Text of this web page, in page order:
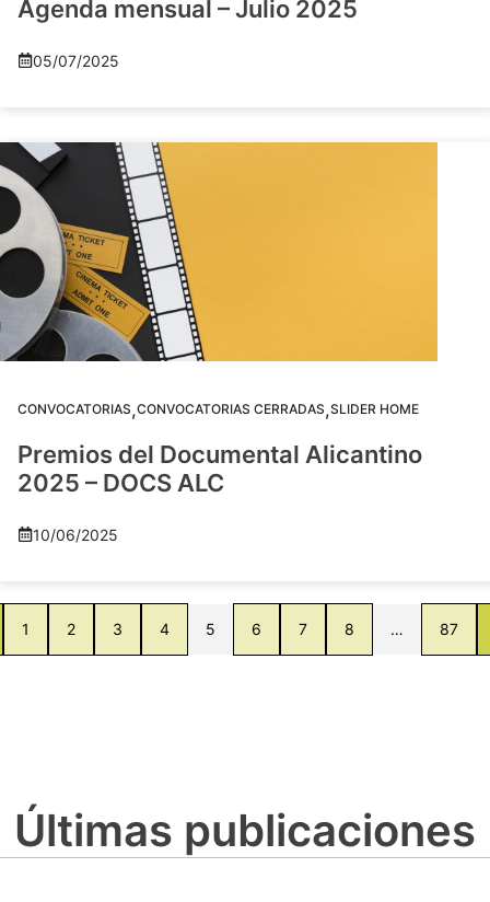
Agenda mensual – Julio 2025
05/07/2025
CONVOCATORIAS,CONVOCATORIAS CERRADAS,SLIDER HOME
Premios del Documental Alicantino
2025 – DOCS ALC
10/06/2025
1 2 3 4 5 6 7 8 … 87
Últimas publicaciones